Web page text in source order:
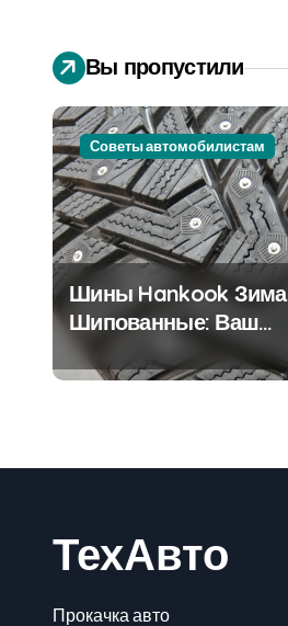
Вы пропустили
Советы автомобилистам
Шины Hankook Зима
Шипованные: Ваш
Надежный Партнёр
на Снежных Дорогах
ТехАвто
Прокачка авто